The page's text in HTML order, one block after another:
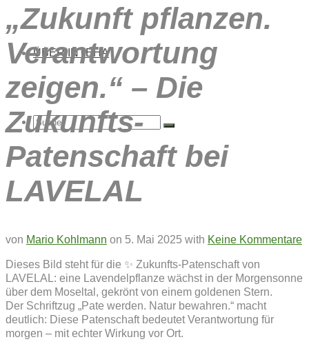
ÜBER INTEHA
Suche
nach:
„Zukunft pflanzen.
Verantwortung
zeigen.“ – Die
Zukunfts-
Patenschaft bei
LAVELAL
von Mario Kohlmann on 5. Mai 2025 with Keine Kommentare
Dieses Bild steht für die ✨ Zukunfts-Patenschaft von
LAVELAL: eine Lavendelpflanze wächst in der Morgensonne
über dem Moseltal, gekrönt von einem goldenen Stern.
Der Schriftzug „Pate werden. Natur bewahren.“ macht
deutlich: Diese Patenschaft bedeutet Verantwortung für
morgen – mit echter Wirkung vor Ort.